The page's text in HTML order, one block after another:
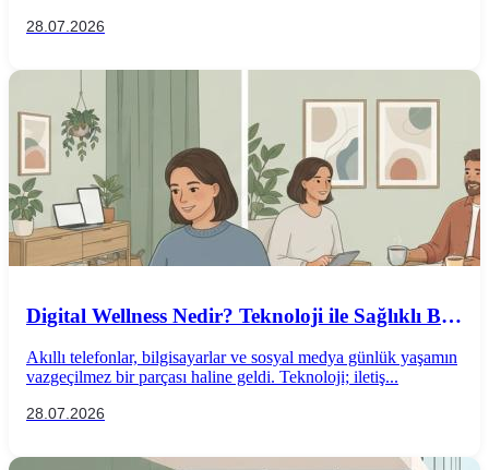
28.07.2026
Digital Wellness Nedir? Teknoloji ile Sağlıklı Bir
Akıllı telefonlar, bilgisayarlar ve sosyal medya günlük yaşamın
vazgeçilmez bir parçası haline geldi. Teknoloji; iletiş...
28.07.2026